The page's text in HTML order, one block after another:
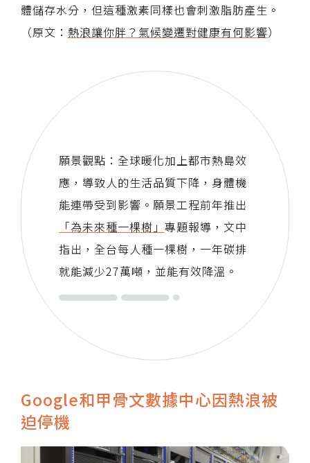
體儲存水分，但這種激素同樣也會刺激脂肪產生。
（原文： 熱浪讓你胖？氣候變遷對健康有何影響）
願景觀點：全球暖化加上都市熱島效
應，導致人的生活品質下降，身體機
能連帶受到影響。願景工程前年推出
「為未來種一棵樹」 專題報導，文中
指出，全台每人種一棵樹，一年碳排
就能減少27萬噸，並能有效降溫。
Google和甲骨文數據中心因熱浪被
迫停機